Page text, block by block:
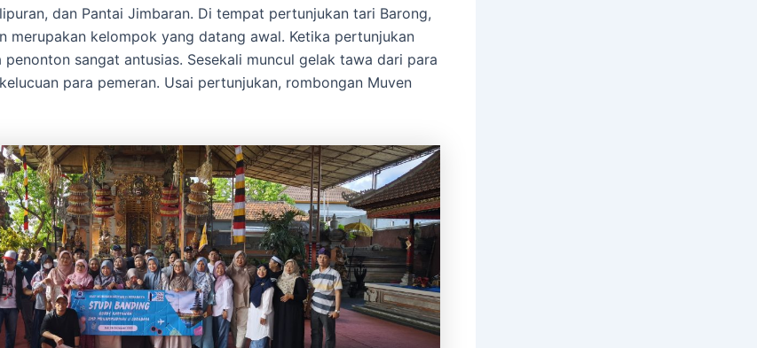
dan Pantai Jimbaran. Di tempat pertunjukan tari Barong,
merupakan kelompok yang datang awal. Ketika pertunjukan
penonton sangat antusias. Sesekali muncul gelak tawa dari para
para pemeran. Usai pertunjukan, rombongan Muven